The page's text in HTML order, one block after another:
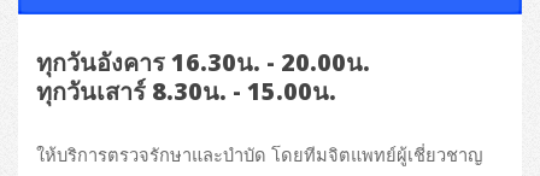
ทุกวันอังคาร 16.30น. - 20.00น.
ทุกวันเสาร์ 8.30น. - 15.00น.
ให้บริการตรวจรักษาและบำบัด โดยทีมจิตแพทย์ผู้เชี่ยวชาญ